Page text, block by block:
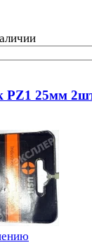
PZ1 25мм